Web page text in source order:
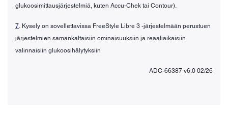
glukoosimittausjärjestelmiä, kuten Accu-Chek tai Contour).
7. Kysely on sovellettavissa FreeStyle Libre 3 -järjestelmään perustuen
järjestelmien samankaltaisiin ominaisuuksiin ja reaaliaikaisiin
valinnaisiin glukoosihälytyksiin
ADC-66387 v6.0 02/26